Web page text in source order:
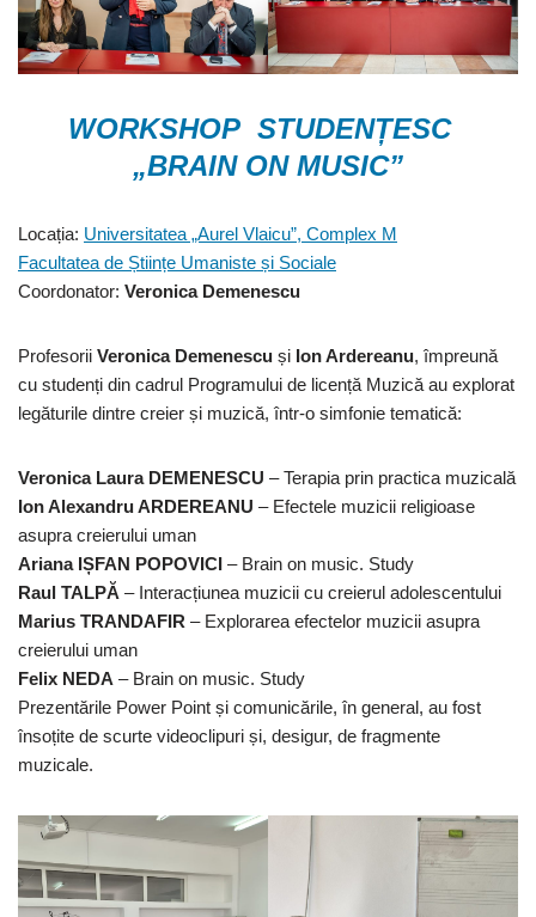
WORKSHOP STUDENȚESC
„BRAIN ON MUSIC”
Locația: Universitatea „Aurel Vlaicu”, Complex M
Facultatea de Științe Umaniste și Sociale
Coordonator: Veronica Demenescu
Profesorii Veronica Demenescu și Ion Ardereanu, împreună
cu studenți din cadrul Programului de licență Muzică au explorat
legăturile dintre creier și muzică, într-o simfonie tematică:
Veronica Laura DEMENESCU – Terapia prin practica muzicală
Ion Alexandru ARDEREANU – Efectele muzicii religioase
asupra creierului uman
Ariana IȘFAN POPOVICI – Brain on music. Study
Raul TALPĂ – Interacțiunea muzicii cu creierul adolescentului
Marius TRANDAFIR – Explorarea efectelor muzicii asupra
creierului uman
Felix NEDA – Brain on music. Study
Prezentările Power Point și comunicările, în general, au fost
însoțite de scurte videoclipuri și, desigur, de fragmente
muzicale.